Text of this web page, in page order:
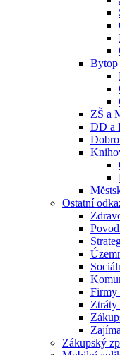
Bytop
ZŠ a
DD a
Ostatní
Firmy
Ztráty
Zákupský